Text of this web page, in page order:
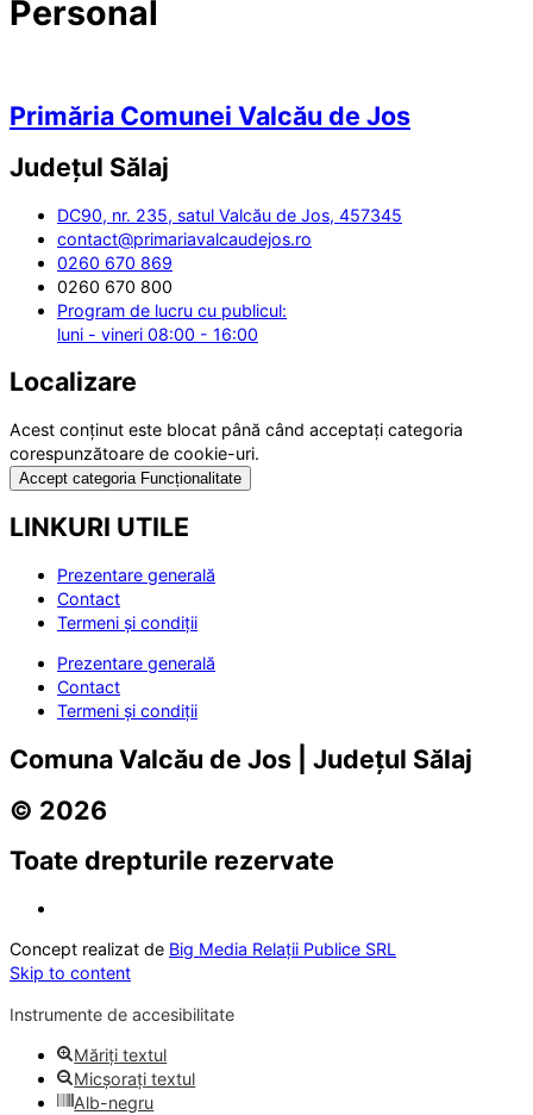
Personal
Primăria Comunei Valcău de Jos
Județul Sălaj
DC90, nr. 235, satul Valcău de Jos, 457345
contact@primariavalcaudejos.ro
0260 670 869
0260 670 800
Program de lucru cu publicul:
luni - vineri 08:00 - 16:00
Localizare
Acest conținut este blocat până când acceptați categoria
corespunzătoare de cookie-uri.
Accept categoria Funcționalitate
LINKURI UTILE
Prezentare generală
Contact
Termeni și condiții
Prezentare generală
Contact
Termeni și condiții
Comuna Valcău de Jos | Județul Sălaj
© 2026
Toate drepturile rezervate
Concept realizat de Big Media Relații Publice SRL
Skip to content
Instrumente de accesibilitate
Măriți textul
Micșorați textul
Alb-negru